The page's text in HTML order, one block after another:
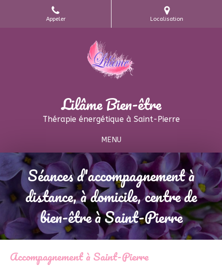
Appeler Localisation
Lilâme Bien-être
Thérapie énergétique à Saint-Pierre
MENU
Séances d'accompagnement à
distance, à domicile, centre de
bien-être à Saint-Pierre
Accompagnement à Saint-Pierre